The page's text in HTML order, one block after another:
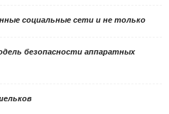
социальные сети и не только
безопасности аппаратных